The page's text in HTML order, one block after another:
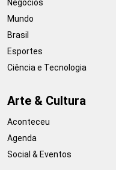
Negócios
Mundo
Brasil
Esportes
Ciência e Tecnologia
Arte & Cultura
Aconteceu
Agenda
Social & Eventos